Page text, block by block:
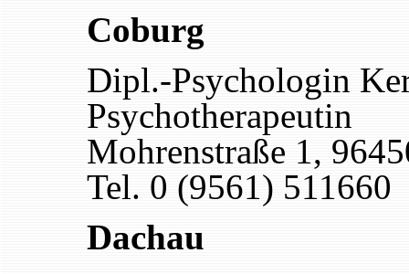
Coburg
Dipl.-Psychologin
Psychotherapeutin
Mohrenstraße 1,
Tel. 0 (9561) 511660
Dachau